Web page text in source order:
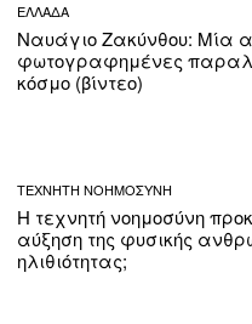
ΕΛΛΑΔΑ
Ναυάγιο Ζακύνθου: Μία
φωτογραφημένες
κόσμο (βίντεο)
ΤΕΧΝΗΤΗ ΝΟΗΜΟΣΥΝΗ
Η τεχνητή νοημοσύνη
αύξηση της φυσικής
ηλιθιότητας;